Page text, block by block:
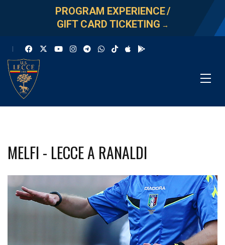
PROGRAM EXPERIENCE/
GIFT CARD TICKETING →
MELFI - LECCE A RANALDI